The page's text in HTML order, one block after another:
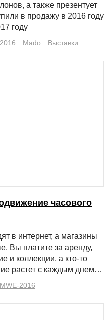
а также презентует
в продажу в 2016 году
году
Mado Выставки
часового
в интернет, а магазины
Вы платите за аренду,
и коллекции, а кто-то
растет с каждым днем…
MWE-2016